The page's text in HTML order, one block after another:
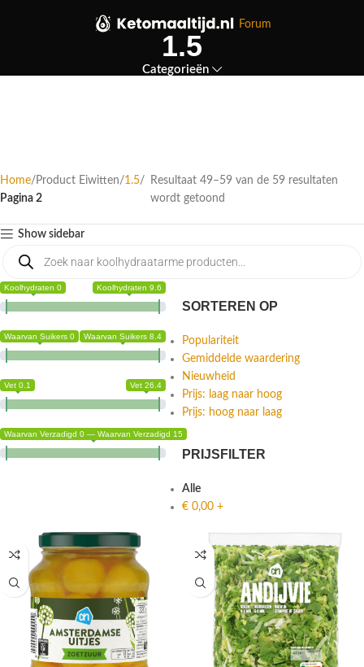
Forum
1.5
Categorieën
Home Product Eiwitten 1.5
Pagina 2
Resultaat 49–59 van de 59 resultaten
wordt getoond
Show sidebar
Koolhydraten 0 Koolhydraten 9.6
Waarvan Suikers 0 Waarvan Suikers 8.4
Vet 0.1 Vet 26.4
Waarvan Verzadigd 0 — Waarvan Verzadigd 15
SORTEREN OP
Populariteit
Gemiddelde waardering
Nieuwheid
Prijs: laag naar hoog
Prijs: hoog naar laag
PRIJSFILTER
Alle
€ 0,00 +